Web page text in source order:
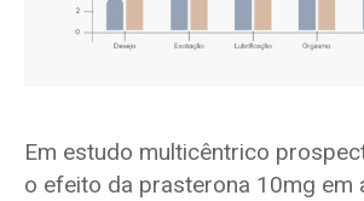
Em estudo multicêntrico
o efeito da prasterona 10mg em